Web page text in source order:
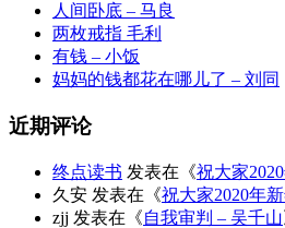
人间卧底 – 马良
两枚戒指 毛利
有钱 – 小饭
妈妈的钱都花在哪儿了 – 刘同
近期评论
终点读书 发表在《祝大家
久安 发表在《祝大家2020年
zjj 发表在《自我审判 – 吴千山